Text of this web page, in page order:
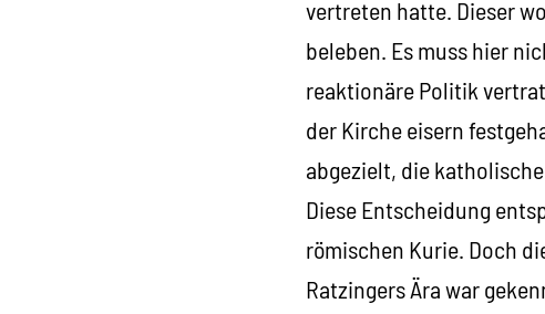
vertreten hatte. Dieser
beleben. Es muss hier
reaktionäre Politik
der Kirche eisern
abgezielt, die
Diese Entscheidung
römischen Kurie. Doch
Ratzingers Ära war